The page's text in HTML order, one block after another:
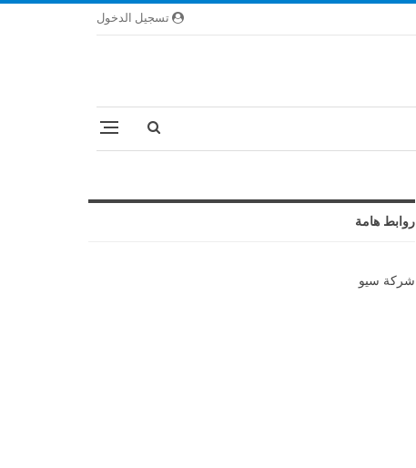
تسجيل الدخول
روابط هامة
شركة سيو